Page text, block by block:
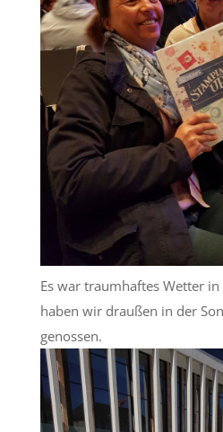
Es war traumhaftes Wetter
haben wir draußen in der
genossen.